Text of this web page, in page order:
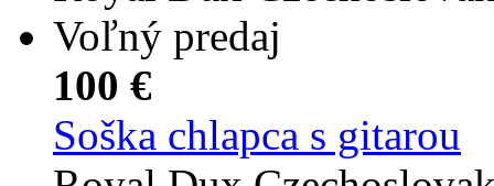
Voľný predaj
100 €
Soška chlapca s gitarou